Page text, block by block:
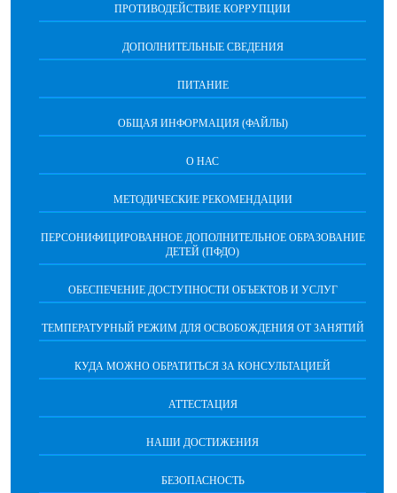
ПРОТИВОДЕЙСТВИЕ КОРРУПЦИИ
ДОПОЛНИТЕЛЬНЫЕ СВЕДЕНИЯ
ПИТАНИЕ
ОБЩАЯ ИНФОРМАЦИЯ (ФАЙЛЫ)
О НАС
МЕТОДИЧЕСКИЕ РЕКОМЕНДАЦИИ
ПЕРСОНИФИЦИРОВАННОЕ ДОПОЛНИТЕЛЬНОЕ ОБРАЗОВАНИЕ
ДЕТЕЙ (ПФДО)
ОБЕСПЕЧЕНИЕ ДОСТУПНОСТИ ОБЪЕКТОВ И УСЛУГ
ТЕМПЕРАТУРНЫЙ РЕЖИМ ДЛЯ ОСВОБОЖДЕНИЯ ОТ ЗАНЯТИЙ
КУДА МОЖНО ОБРАТИТЬСЯ ЗА КОНСУЛЬТАЦИЕЙ
АТТЕСТАЦИЯ
НАШИ ДОСТИЖЕНИЯ
БЕЗОПАСНОСТЬ